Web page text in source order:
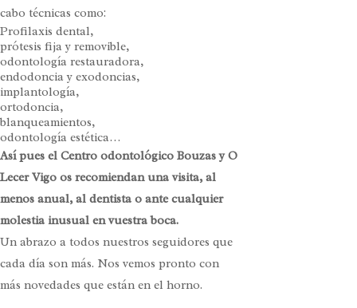
cabo técnicas como:
Profilaxis dental,
prótesis fija y removible,
odontología restauradora,
endodoncia y exodoncias,
implantología,
ortodoncia,
blanqueamientos,
odontología estética…
Así pues el Centro odontológico Bouzas y O
Lecer Vigo os recomiendan una visita, al
menos anual, al dentista o ante cualquier
molestia inusual en vuestra boca.
Un abrazo a todos nuestros seguidores que
cada día son más. Nos vemos pronto con
más novedades que están en el horno.